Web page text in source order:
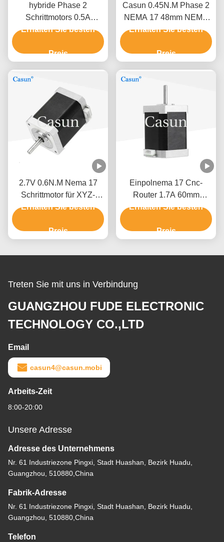
hybride Phase 2
Schrittmotors 0.5A
0.78N.M Nema 17 des
Erhalten Sie besten
Preis
Casun 0.45N.M Phase 2
NEMA 17 48mm NEMA
17 Schrittmotor-1.5A 1,8
Erhalten Sie besten
Preis
2.7V 0.6N.M Nema 17
Schrittmotor für XYZ-
Messgerät
Erhalten Sie besten
Preis
Einpolnema 17 Cnc-
Router 1.7A 60mm
Schrittmotor Cnc-3018
Erhalten Sie besten
Preis
Treten Sie mit uns in Verbindung
GUANGZHOU FUDE ELECTRONIC
TECHNOLOGY CO.,LTD
Email
casun4@casun.mobi
Arbeits-Zeit
8:00-20:00
Unsere Adresse
Adresse des Unternehmens
Nr. 61 Industriezone Pingxi, Stadt Huashan, Bezirk Huadu,
Guangzhou, 510880,China
Fabrik-Adresse
Nr. 61 Industriezone Pingxi, Stadt Huashan, Bezirk Huadu,
Guangzhou, 510880,China
Telefon